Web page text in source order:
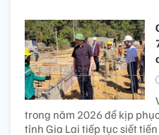
trong năm 2026 để kịp
tỉnh Gia Lai tiếp tục siết